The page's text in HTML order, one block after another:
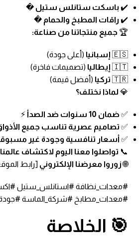
✔️ باسكت ستانلس ستيل �
✔️ راقات المطبخ والحمام �
🏆 جميع منتجاتنا من صناعة:
🇪🇸 إسبانيا (أعلى جودة)
🇮🇹 إيطاليا (تصميمات فاخرة)
🇹🇷 تركيا (أفضل قيمة)
💎 لماذا نختلف؟
✅ ضمان 10 سنوات ضد الصدأ
⚡
✅ تصاميم عصرية تناسب جميع
✅ أسعار تنافسية وجودة غير
📞 تواصلوا معنا اليوم لاكتشاف عالمنا
🌐زوروا معرضنا الإلكتروني [رابط
#معدات_نظافة #استانلس_ستيل
#معدات_مطابخ #شركة_الماسة
🎯 الخلاصة